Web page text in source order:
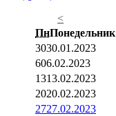
<
ПнПонедельник
3030.01.2023
606.02.2023
1313.02.2023
2020.02.2023
2727.02.2023